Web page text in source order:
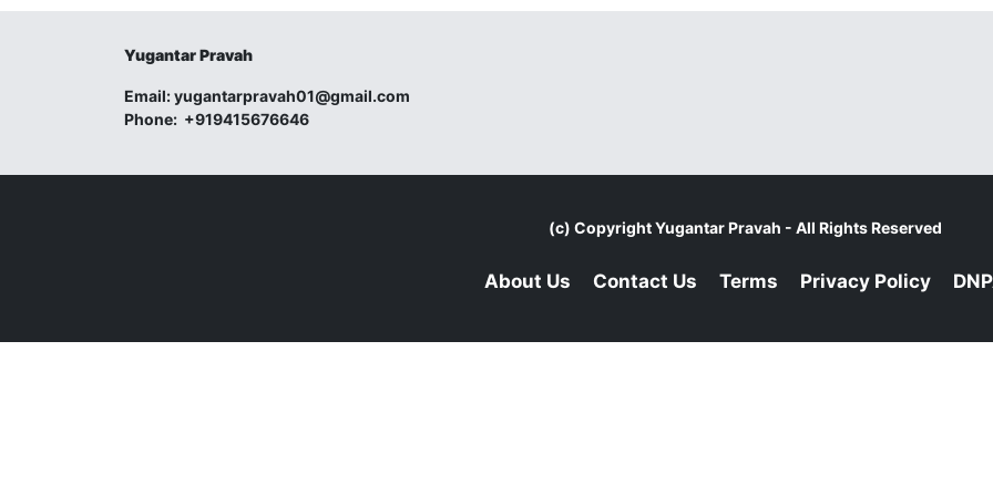
Yugantar Pravah
Email:yugantarpravah01@gmail.com
Phone: +919415676646
(c) CopyrightYugantar Pravah - All Rights Reserved
About Us Contact Us Terms Privacy Policy